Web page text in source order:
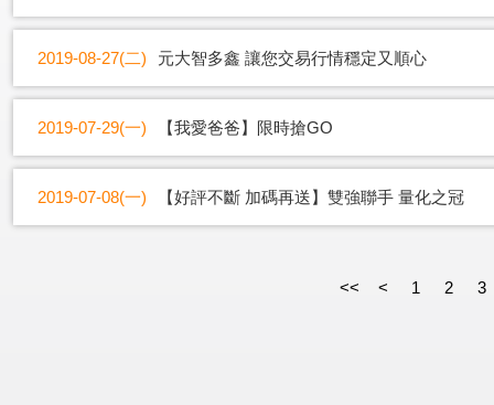
2019-08-27(二) 元大智多鑫 讓您交易行情穩定又順心
2019-07-29(一) 【我愛爸爸】限時搶GO
2019-07-08(一) 【好評不斷 加碼再送】雙強聯手 量化之冠
<< < 1 2 3